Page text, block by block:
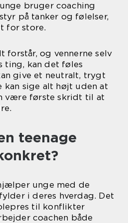
bruger coaching
på tanker og følelser,
for store.
forstår, og vennerne selv
ting, kan det føles
give et neutralt, trygt
kan sige alt højt uden at
være første skridt til at
teenage
unge med de
i deres hverdag. Det
til konflikter
coachen både